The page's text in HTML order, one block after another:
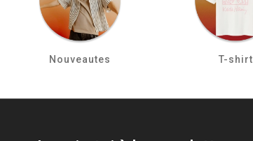
Nouveautes T-shirt